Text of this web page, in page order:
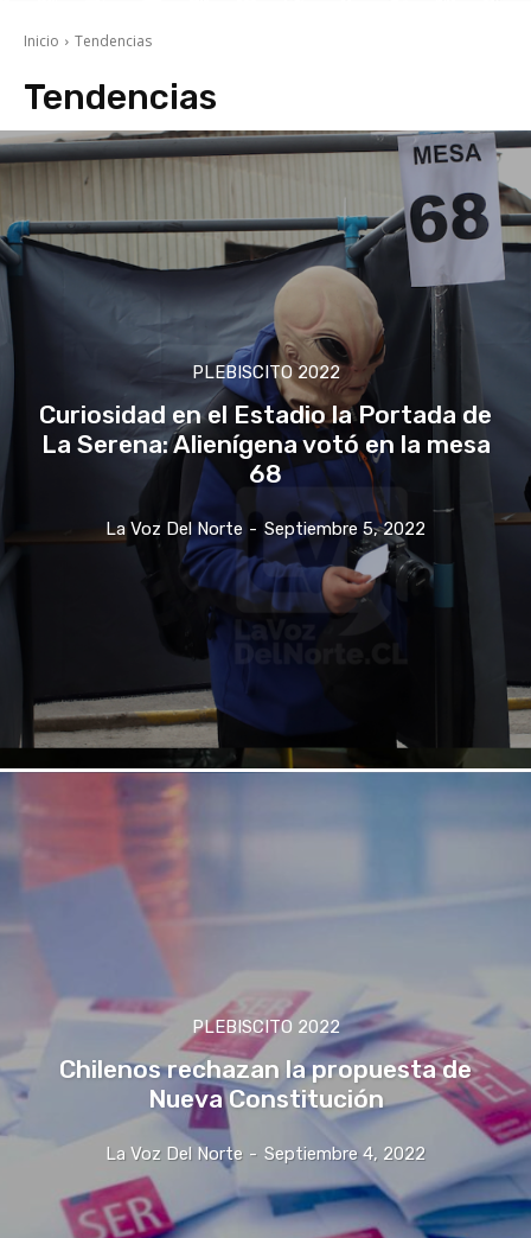
Inicio Tendencias
Tendencias
PLEBISCITO 2022
Curiosidad en el Estadio la Portada de
La Serena: Alienígena votó en la mesa
68
La Voz Del Norte - Septiembre 5, 2022
PLEBISCITO 2022
Chilenos rechazan la propuesta de
Nueva Constitución
La Voz Del Norte - Septiembre 4, 2022